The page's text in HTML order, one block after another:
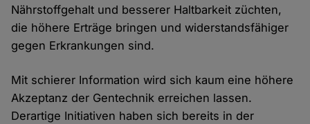
Nährstoffgehalt und besserer Haltbarkeit züchten,
die höhere Erträge bringen und widerstandsfähiger
gegen Erkrankungen sind.
Mit schierer Information wird sich kaum eine höhere
Akzeptanz der Gentechnik erreichen lassen.
Derartige Initiativen haben sich bereits in der